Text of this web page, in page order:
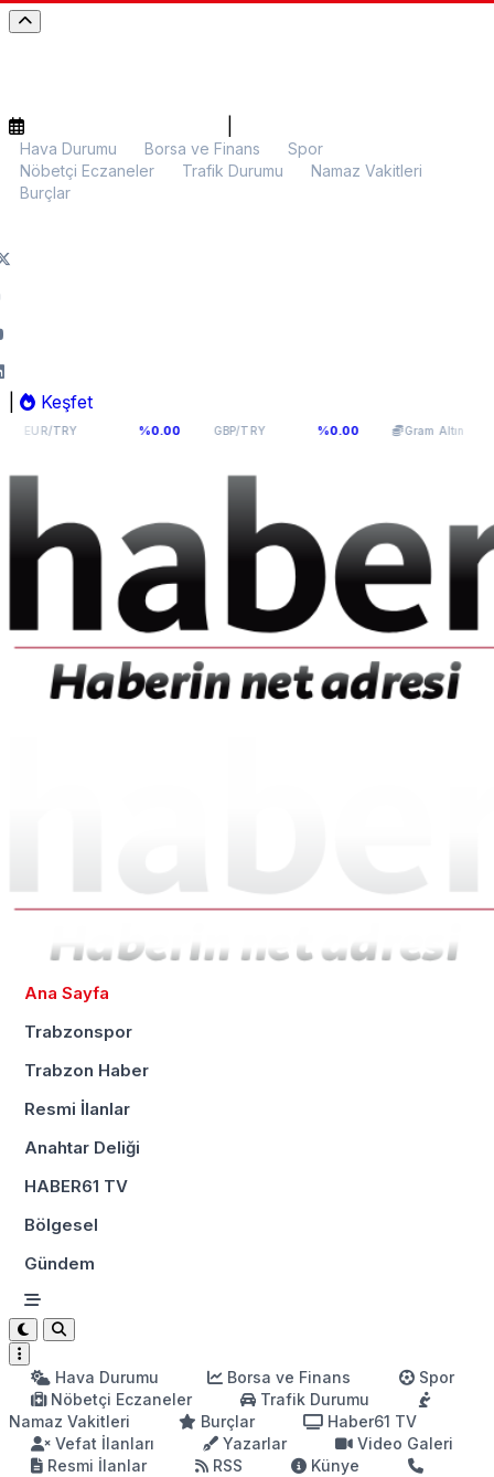
Hava Durumu Borsa ve Finans
Spor
Nöbetçi Eczaneler
Trafik Durumu
Namaz Vakitleri
Burçlar
Keşfet
%0.00 GBP/TRY64,131 %0.00 Gram Altın 6.025,41 %0.00
Ana Sayfa
Trabzonspor
Trabzon Haber
Resmi İlanlar
Anahtar Deliği
HABER61 TV
Bölgesel
Gündem
Hava Durumu Borsa ve Finans
Spor
Nöbetçi Eczaneler
Trafik Durumu
Namaz Vakitleri
Burçlar
Haber61 TV
Vefat İlanları
Yazarlar
Video Galeri
Resmi İlanlar
RSS
Künye